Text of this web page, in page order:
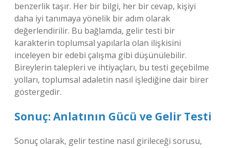
benzerlik taşır. Her bir bilgi, her bir cevap, kişiyi
daha iyi tanımaya yönelik bir adım olarak
değerlendirilir. Bu bağlamda, gelir testi bir
karakterin toplumsal yapılarla olan ilişkisini
inceleyen bir edebi çalışma gibi düşünülebilir.
Bireylerin talepleri ve ihtiyaçları, bu testi geçebilme
yolları, toplumsal adaletin nasıl işlediğine dair birer
göstergedir.
Sonuç: Anlatının Gücü ve Gelir Testi
Sonuç olarak, gelir testine nasıl girileceği sorusu,